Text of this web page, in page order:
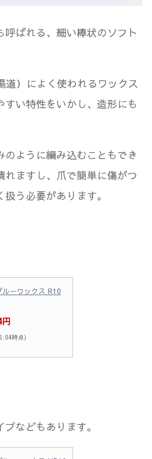
ばれる、細い棒状のソフト
）によく使われるワックス
い特性をいかし、造形にも
ように編み込むこともでき
れますし、爪で簡単に傷がつ
う必要があります。
ーワックス R10
時点)
などもあります。